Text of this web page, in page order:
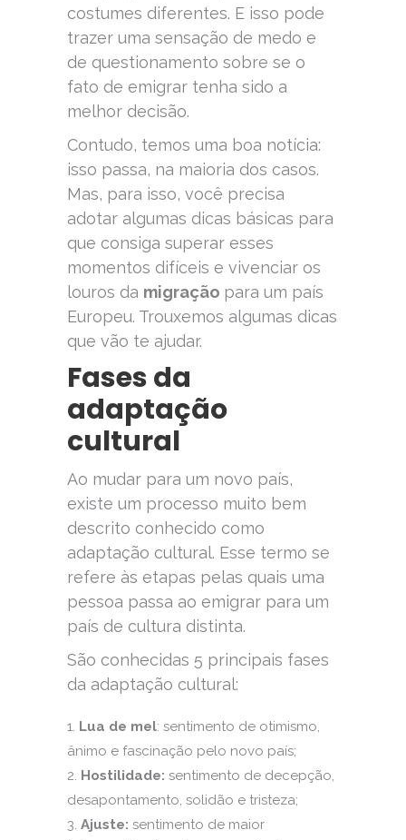
costumes diferentes. E isso pode
trazer uma sensação de medo e
de questionamento sobre se o
fato de emigrar tenha sido a
melhor decisão.
Contudo, temos uma boa notícia:
isso passa, na maioria dos casos.
Mas, para isso, você precisa
adotar algumas dicas básicas para
que consiga superar esses
momentos difíceis e vivenciar os
louros da migração para um país
Europeu. Trouxemos algumas dicas
que vão te ajudar.
Fases da
adaptação
cultural
Ao mudar para um novo país,
existe um processo muito bem
descrito conhecido como
adaptação cultural. Esse termo se
refere às etapas pelas quais uma
pessoa passa ao emigrar para um
país de cultura distinta.
São conhecidas 5 principais fases
da adaptação cultural:
Lua de mel: sentimento de otimismo,
ânimo e fascinação pelo novo país;
Hostilidade: sentimento de decepção,
desapontamento, solidão e tristeza;
Ajuste: sentimento de maior